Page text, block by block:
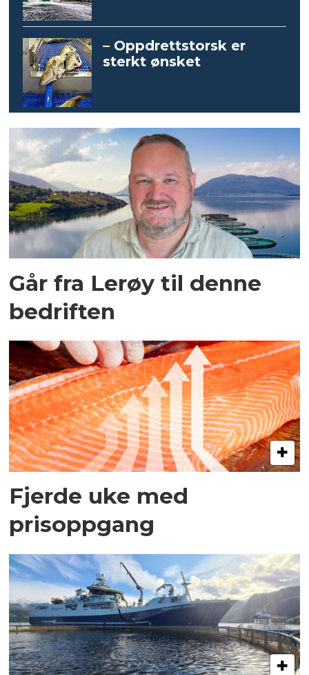
– Oppdrettstorsk er
sterkt ønsket
Går fra Lerøy til denne
bedriften
Fjerde uke med
prisoppgang